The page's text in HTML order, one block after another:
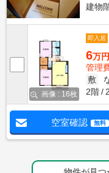
建物
画像 : 16枚
即入居
6万円
管理
敷
2階
空室確認 無料